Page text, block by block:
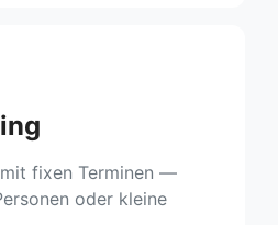
fixen Terminen —
oder kleine